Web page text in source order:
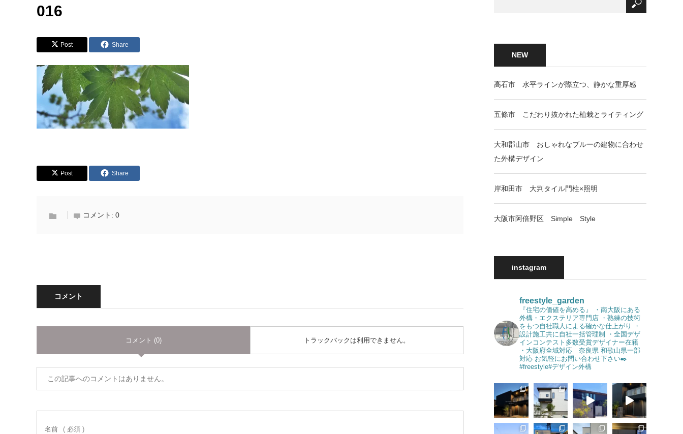
016
Post Share
Post Share
コメント: 0
コメント
コメント (0) トラックバックは利用できません。
この記事へのコメントはありません。
名前 ( 必須 )
NEW
高石市 水平ラインが際立つ、静かな重厚感
五條市 こだわり抜かれた植栽とライティング
大和郡山市 おしゃれなブルーの建物に合わせ
た外構デザイン
岸和田市 大判タイル門柱×照明
大阪市阿倍野区 Simple Style
instagram
freestyle_garden
『住宅の価値を高める』
・南大阪にある
外構・エクステリア専門店 ・熟練の技術
をもつ自社職人による確かな仕上がり
・
設計施工共に自社一括管理制
・全国デザ
インコンテスト多数受賞デザイナー在籍
・大阪府全域対応 奈良県 和歌山県一部
対応 お気軽にお問い合わせ下さい✒️
#freestyle#デザイン外構